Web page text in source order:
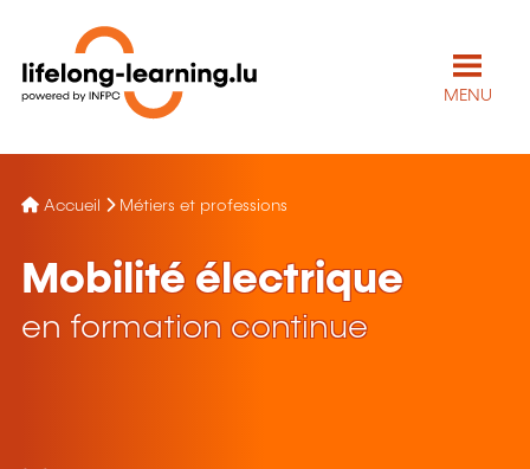
MENU
Accueil Métiers et professions
Mobilité électrique
en formation continue